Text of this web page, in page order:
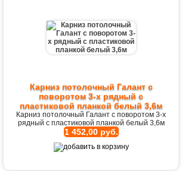
Карниз потолочный Галант с
поворотом 3-х рядный с
пластиковой планкой белый 3,6м
Карниз потолочный Галант с поворотом 3-х
рядный с пластиковой планкой белый 3,6м
1 452,00 руб.